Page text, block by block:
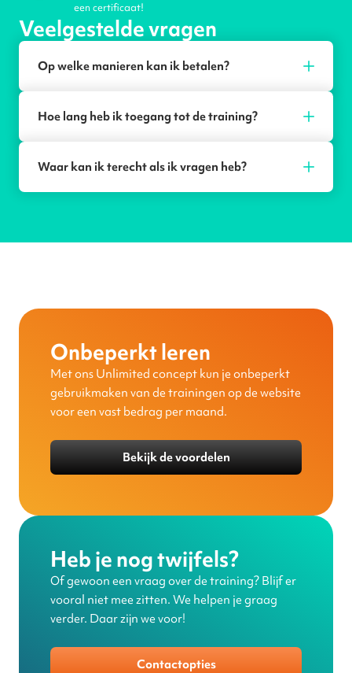
een certificaat!
Veelgestelde vragen
Op welke manieren kan ik betalen?
Hoe lang heb ik toegang tot de training?
Waar kan ik terecht als ik vragen heb?
Onbeperkt leren
Met ons Unlimited concept kun je onbeperkt
gebruikmaken van de trainingen op de website
voor een vast bedrag per maand.
Bekijk de voordelen
Heb je nog twijfels?
Of gewoon een vraag over de training? Blijf er
vooral niet mee zitten. We helpen je graag
verder. Daar zijn we voor!
Contactopties